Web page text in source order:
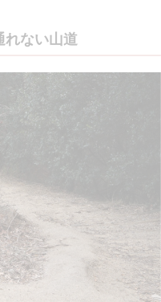
れない山道